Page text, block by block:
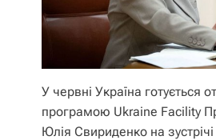
У червні Україна готується
програмою Ukraine Facility
Юлія Свириденко на